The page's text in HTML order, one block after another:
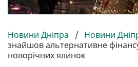
Новини Дніпра / Новини
знайшов альтернативне
новорічних ялинок